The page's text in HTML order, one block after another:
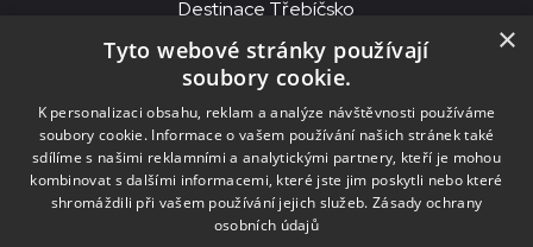
Destinace Třebíčsko
© 2026MKS Beseda Mor. Budějovice
MKS Beseda, příspěvková organizace, Purcnerova 62, 676 02
Moravské Budějovice
IČO: 00091758, DIČ: CZ00091758, ID datové schránky: chjn2kd
×
Tyto webové stránky používají
soubory cookie.
K personalizaci obsahu, reklam a analýze návštěvnosti používáme
soubory cookie. Informace o vašem používání našich stránek také
sdílíme s našimi reklamními a analytickými partnery, kteří je mohou
kombinovat s dalšími informacemi, které jste jim poskytli nebo které
shromáždili při vašem používání jejich služeb. Zásady ochrany
osobních údajů